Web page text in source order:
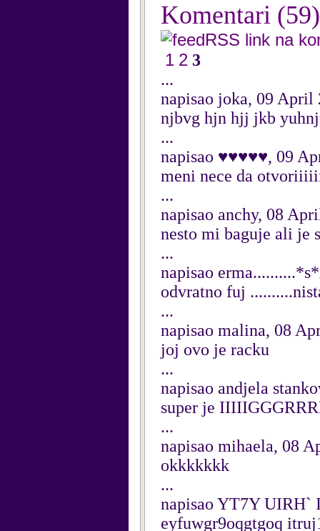
Komentari (59)
RSS link na
1 2 3
...
napisao joka, 09 April
njbvg hjn hjj jkb
...
napisao ♥♥♥♥♥, 09
meni nece da
...
napisao anchy, 08
nesto mi baguje ali je
...
napisao
odvratno fuj
...
napisao malina, 08
joj ovo je racku
...
napisao andjela
super je
...
napisao mihaela, 08
okkkkkkk
...
napisao YT7Y
eyfuwgr9oqgtgoq